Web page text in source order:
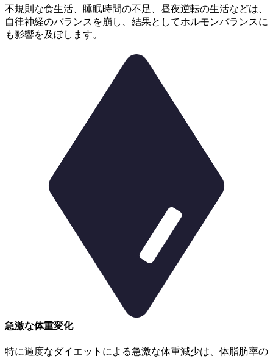
不規則な食生活、睡眠時間の不足、昼夜逆転の生活などは、
自律神経のバランスを崩し、結果としてホルモンバランスに
も影響を及ぼします。
急激な体重変化
特に過度なダイエットによる急激な体重減少は、 体脂肪率の